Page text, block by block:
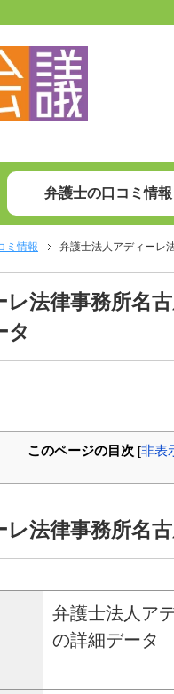
弁護士の口コミ情報
ミ情報 弁護士法人アディーレ
法律事務所名
タ
このページの目次 [非表
法律事務所名
弁護士法人ア
の詳細データ